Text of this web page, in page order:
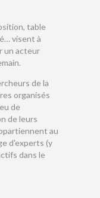
table
visent à
un acteur
de la
organisés
de
de leurs
au
d'experts (y
dans le